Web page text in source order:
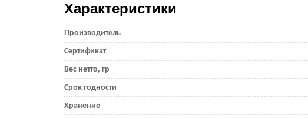
Характеристики
Производитель
Сертификат
Вес нетто, гр
Срок годности
Хранение